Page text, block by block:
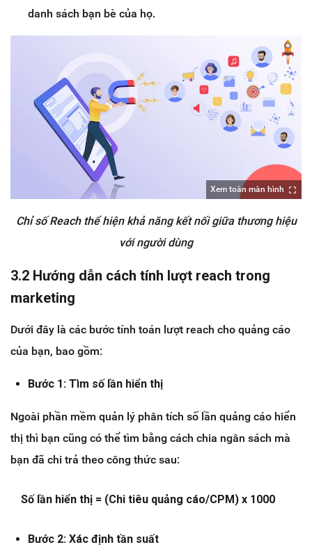
danh sách bạn bè của họ.
Xem toàn màn hình
Chỉ số Reach thể hiện khả năng kết nối giữa thương hiệu
với người dùng
3.2 Hướng dẫn cách tính lượt reach trong
marketing
Dưới đây là các bước tính toán lượt reach cho quảng cáo
của bạn, bao gồm:
Bước 1: Tìm số lần hiển thị
Ngoài phần mềm quản lý phân tích số lần quảng cáo hiển
thị thì bạn cũng có thể tìm bằng cách chia ngân sách mà
bạn đã chi trả theo công thức sau:
Số lần hiển thị = (Chi tiêu quảng cáo/CPM) x 1000
Bước 2: Xác định tần suất